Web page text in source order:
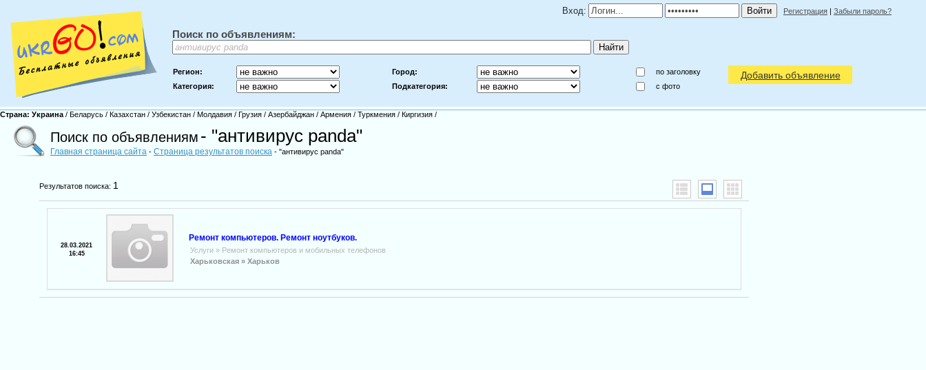
Вход: Регистрация | Забыли пароль?
Поиск по объявлениям:
Регион: Город:
по заголовку
Категория:
Подкатегория: c фото
Добавить объявление
Страна: Украина / Беларусь / Казахстан / Узбекистан / Молдавия / Грузия / Азербайджан / Армения / Туркмения / Киргизия /
Поиск по объявлениям - "антивирус panda"
Главная страница сайта - Страница результатов поиска - "антивирус panda"
Результатов поиска: 1
28.03.2021
16:45
Ремонт компьютеров. Ремонт ноутбуков.
Услуги » Ремонт компьютеров и мобильных телефонов
Харьковская » Харьков